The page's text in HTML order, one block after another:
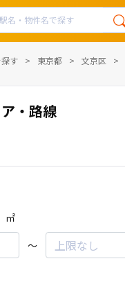
す 東京都 文京区
・路線
㎡
～